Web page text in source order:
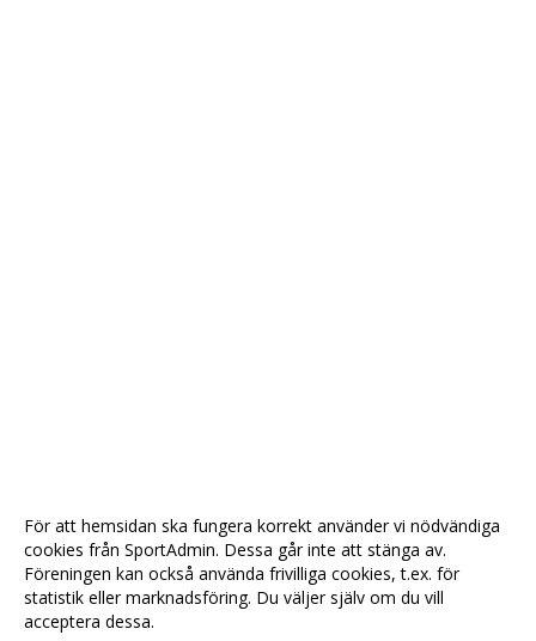
För att hemsidan ska fungera korrekt använder vi nödvändiga
cookies från SportAdmin. Dessa går inte att stänga av.
Föreningen kan också använda frivilliga cookies, t.ex. för
statistik eller marknadsföring. Du väljer själv om du vill
acceptera dessa.